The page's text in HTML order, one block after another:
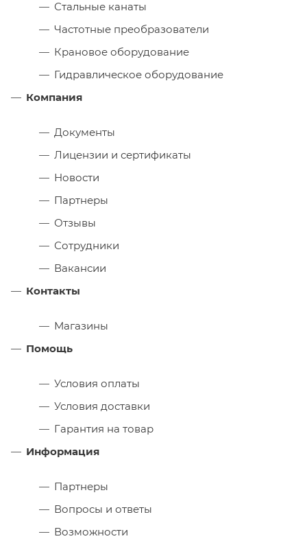
Стальные канаты
Частотные преобразователи
Крановое оборудование
Гидравлическое оборудование
Компания
Документы
Лицензии и сертификаты
Новости
Партнеры
Отзывы
Сотрудники
Вакансии
Контакты
Магазины
Помощь
Условия оплаты
Условия доставки
Гарантия на товар
Информация
Партнеры
Вопросы и ответы
Возможности